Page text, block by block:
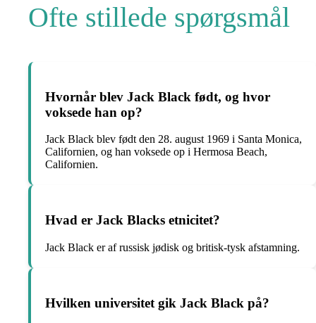
Ofte stillede spørgsmål
Hvornår blev Jack Black født, og hvor
voksede han op?
Jack Black blev født den 28. august 1969 i Santa Monica,
Californien, og han voksede op i Hermosa Beach,
Californien.
Hvad er Jack Blacks etnicitet?
Jack Black er af russisk jødisk og britisk-tysk afstamning.
Hvilken universitet gik Jack Black på?